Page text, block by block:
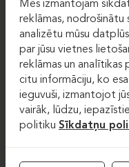
labāk izprast
to saistītās problēmas.
Mēs izmantojam
reklāmas, nodrošinātu
analizētu mūsu
par jūsu vietnes
reklāmas un
citu informāciju, ko
ieguvuši, izmantojot
vairāk, lūdzu,
politiku Sīkdatņu